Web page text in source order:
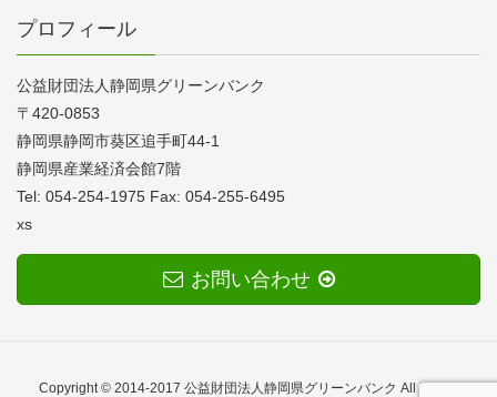
プロフィール
公益財団法人静岡県グリーンバンク
〒420-0853
静岡県静岡市葵区追手町44-1
静岡県産業経済会館7階
Tel: 054-254-1975 Fax: 054-255-6495
xs
お問い合わせ
Copyright © 2014-2017 公益財団法人静岡県グリーンバンク All Rights